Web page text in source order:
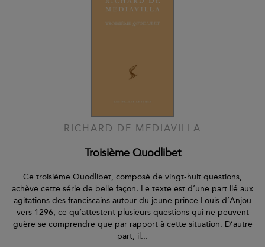
RICHARD DE MEDIAVILLA
Troisième Quodlibet
Ce troisième Quodlibet, composé de vingt-huit questions,
achève cette série de belle façon. Le texte est d’une part lié aux
agitations des franciscains autour du jeune prince Louis d’Anjou
vers 1296, ce qu’attestent plusieurs questions qui ne peuvent
guère se comprendre que par rapport à cette situation. D’autre
part, il...